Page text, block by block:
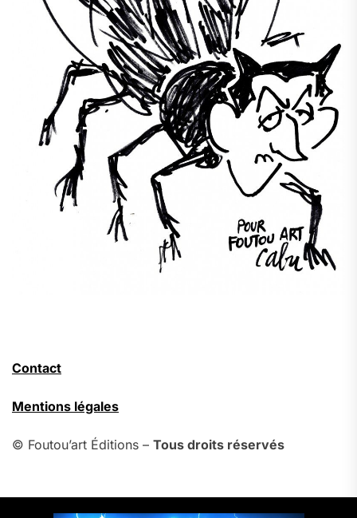
Contact
Mentions légales
© Foutou’art Éditions – Tous droits réservés